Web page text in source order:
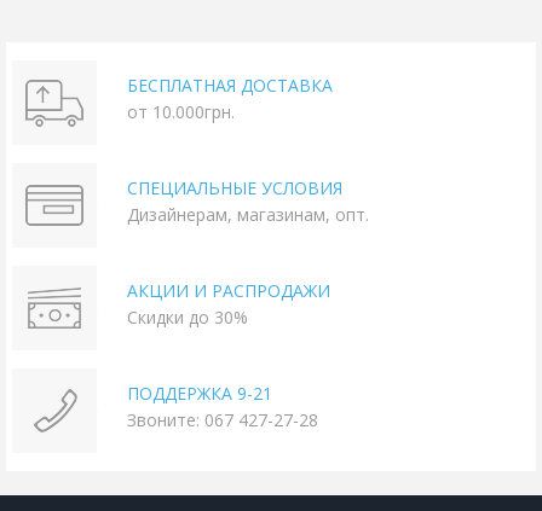
БЕСПЛАТНАЯ ДОСТАВКА
от 10.000грн.
СПЕЦИАЛЬНЫЕ УСЛОВИЯ
Дизайнерам, магазинам, опт.
АКЦИИ И РАСПРОДАЖИ
Скидки до 30%
ПОДДЕРЖКА 9-21
Звоните: 067 427-27-28